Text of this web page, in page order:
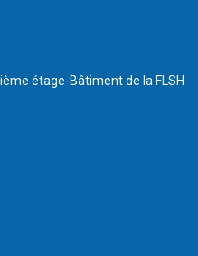
étage-Bâtiment de la FLSH